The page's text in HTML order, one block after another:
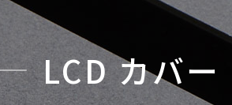
LCD カバー